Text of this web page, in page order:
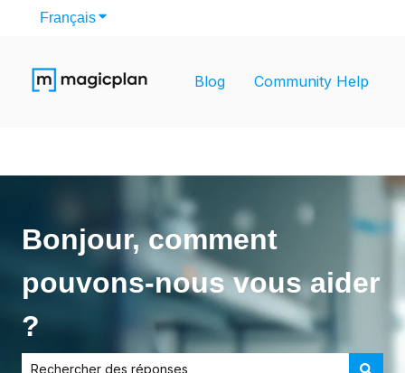
FrançaisAfficher le sous-menu pour les traductions
Blog Community Help
Bonjour, comment
pouvons-nous vous aider
?